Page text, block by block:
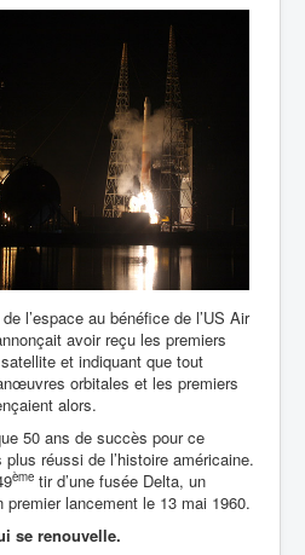
l’espace au bénéfice de l’US Air
avoir reçu les premiers
et indiquant que tout
orbitales et les premiers
alors.
50 ans de succès pour ce
réussi de l’histoire américaine.
ème tir d’une fusée Delta, un
lancement le 13 mai 1960.
se renouvelle.